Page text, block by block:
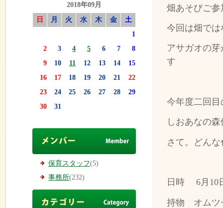
2018年09月
日
月 火 水 木 金
土
1
2
3 4 5 6 7
8
9
10 11 12 13 14
15
16
17 18 19 20 21
22
23
24 25 26 27 28
29
30
31
保育スタッフ(5)
事務所(232)
畑あそびご
今回は畑で
アサガオの
す
今年度二回
しおあなの
さて。どん
日時 6月10
持物 オム